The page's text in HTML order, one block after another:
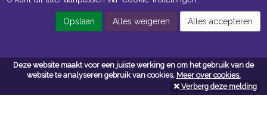
Deze website maakt voor een juiste werking en om het gebruik van de
website te analyseren gebruik van cookies. Meer over cookies.
Verberg deze melding
Navigatie
Algemene voorwaarden
Privacy
Opslaan Alles weigeren Alles accepteren